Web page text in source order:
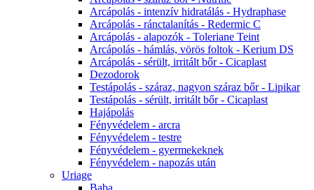
Arcápolás - intenzív hidratálás - Hydraphase
Arcápolás - ránctalanítás - Redermic C
Arcápolás - alapozók - Toleriane Teint
Arcápolás - hámlás, vörös foltok - Kerium DS
Arcápolás - sérült, irritált bőr - Cicaplast
Dezodorok
Testápolás - száraz, nagyon száraz bőr - Lipikar
Testápolás - sérült, irritált bőr - Cicaplast
Hajápolás
Fényvédelem - arcra
Fényvédelem - testre
Fényvédelem - gyermekeknek
Fényvédelem - napozás után
Uriage
Baba